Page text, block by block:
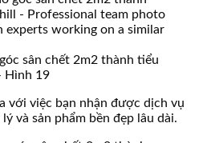
sân chết 2m2 thành tiểu
Hình 19
với việc bạn nhận được dịch vụ
và sản phẩm bền đẹp lâu dài.